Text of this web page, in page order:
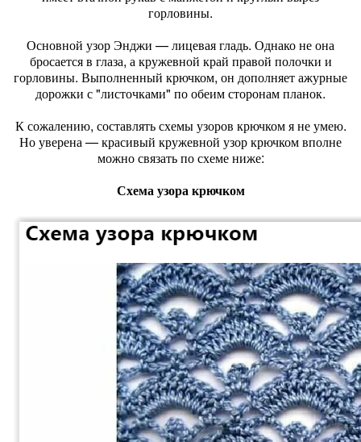
горловины.
Основной узор Энджи — лицевая гладь. Однако не она
бросается в глаза, а кружевной край правой полочки и
горловины. Выполненный крючком, он дополняет ажурные
дорожки с "листочками" по обеим сторонам планок.
К сожалению, составлять схемы узоров крючком я не умею.
Но уверена — красивый кружевной узор крючком вполне
можно связать по схеме ниже:
Схема узора крючком